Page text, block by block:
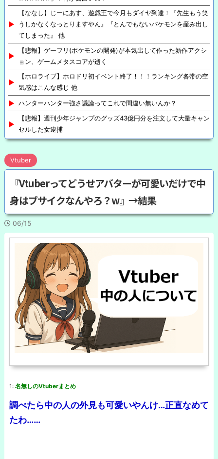
【ななし】じーにあす、遊戯王で今月もダイヤ到達！『先生もう笑
うしかなくなっとりますやん』『とんでもないバケモンを産み出し
てしまった』 他
【悲報】ゲーフリ(ポケモンの開発)が本気出して作った新作アクシ
ョン、ゲームメタスコアが逝く
【ホロライブ】ホロドリ初イベント終了！！！ランキング各帯の空
気感はこんな感じ 他
ハンターハンター強さ議論ってこれで間違い無いんか？
【悲報】週刊少年ジャンプのグッズ43億円分を注文して大量キャン
セルした女逮捕
Vtuber
『Vtuberってどうせアバターが可愛いだけで中
身はブサイクなんやろ？w』→結果
06/15
1: 名無しのVtuberまとめ
調べたら中の人の外見も可愛いやんけ…正直なめて
たわ……